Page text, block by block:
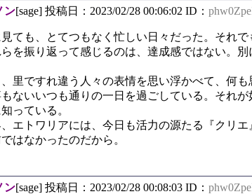
ン[sage] 投稿日：2023/02/28 00:06:02 ID：
ても、とてつもなく忙しい日々だった。それで
を振り返って感じるのは、達成感ではない。
里ですれ違う人々の表情を思い浮かべて、何
ないいつも通りの一日を過ごしている。それ
っている。
エトワリアには、今日も活力の源たる『クリ
はなかったのだから。
ン[sage] 投稿日：2023/02/28 00:08:03 ID：